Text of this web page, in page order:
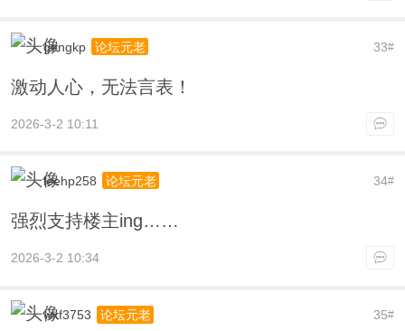
33#
gengkp 论坛元老
激动人心，无法言表！
2026-3-2 10:11
34#
leehp258 论坛元老
强烈支持楼主ing……
2026-3-2 10:34
35#
wxf3753 论坛元老